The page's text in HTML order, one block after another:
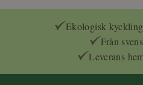
Ekologisk
Från
Leverans